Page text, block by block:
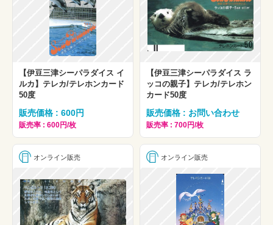
【伊豆三津シーパラダイス イ
ルカ】テレカ/テレホンカード
50度
販売価格 : 600円
販売率 : 600円/枚
【伊豆三津シーパラダイス ラ
ッコの親子】テレカ/テレホン
カード50度
販売価格 : お問い合わせ
販売率 : 700円/枚
オンライン販売 オンライン販売